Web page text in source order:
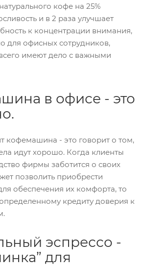
кофе на 25%
и в 2 раза улучшает
к концентрации внимания,
для офисных сотрудников,
имеют дело с важными
в офисе - это
кофемашина - это говорит о том,
идут хорошо. Когда клиенты
фирмы заботится о своих
позволить приобрести
обеспечения их комфорта, то
кредиту доверия к
эспрессо -
для